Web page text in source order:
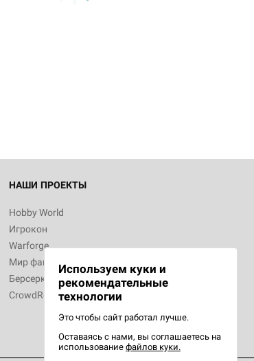
НАШИ ПРОЕКТЫ
Hobby World
Игрокон
Warforge
Мир фантастики
Берсерк
CrowdRepublic
Используем куки и
рекомендательные
технологии
Это чтобы сайт работал лучше.
Оставаясь с нами, вы соглашаетесь на
использование файлов куки.